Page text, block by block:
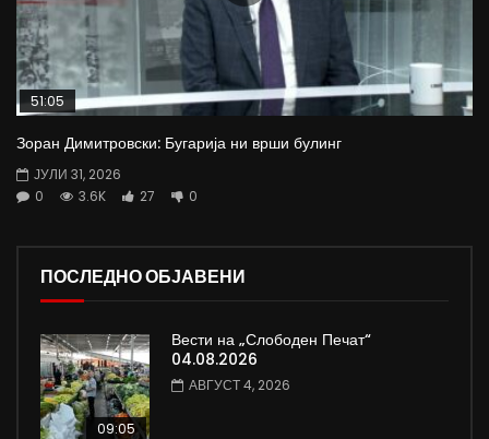
51:05
Зоран Димитровски: Бугарија ни врши булинг
ЈУЛИ 31, 2026
0
3.6K 27 0
ПОСЛЕДНО ОБЈАВЕНИ
09:05
Вести на „Слободен Печат“
04.08.2026
АВГУСТ 4, 2026